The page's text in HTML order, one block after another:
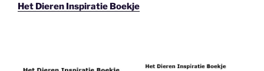
Het Dieren Inspiratie Boekje